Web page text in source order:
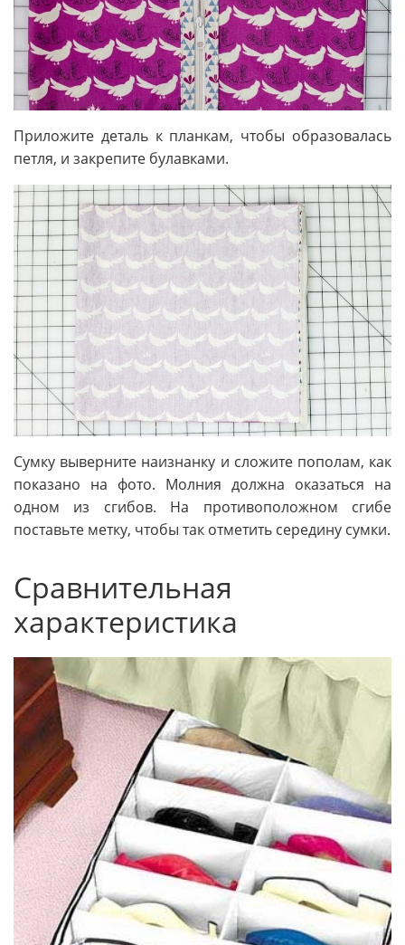
Приложите деталь к планкам, чтобы образовалась
петля, и закрепите булавками.
Сумку выверните наизнанку и сложите пополам, как
показано на фото. Молния должна оказаться на
одном из сгибов. На противоположном сгибе
поставьте метку, чтобы так отметить середину сумки.
Сравнительная
характеристика